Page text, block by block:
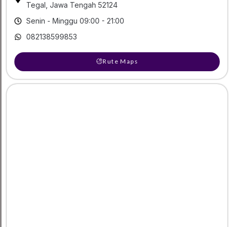
Tegal, Jawa Tengah 52124
Senin - Minggu 09:00 - 21:00
082138599853
Rute Maps